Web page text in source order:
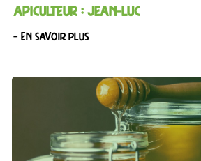
APICULTEUR : JEAN-LUC
– En savoir plus